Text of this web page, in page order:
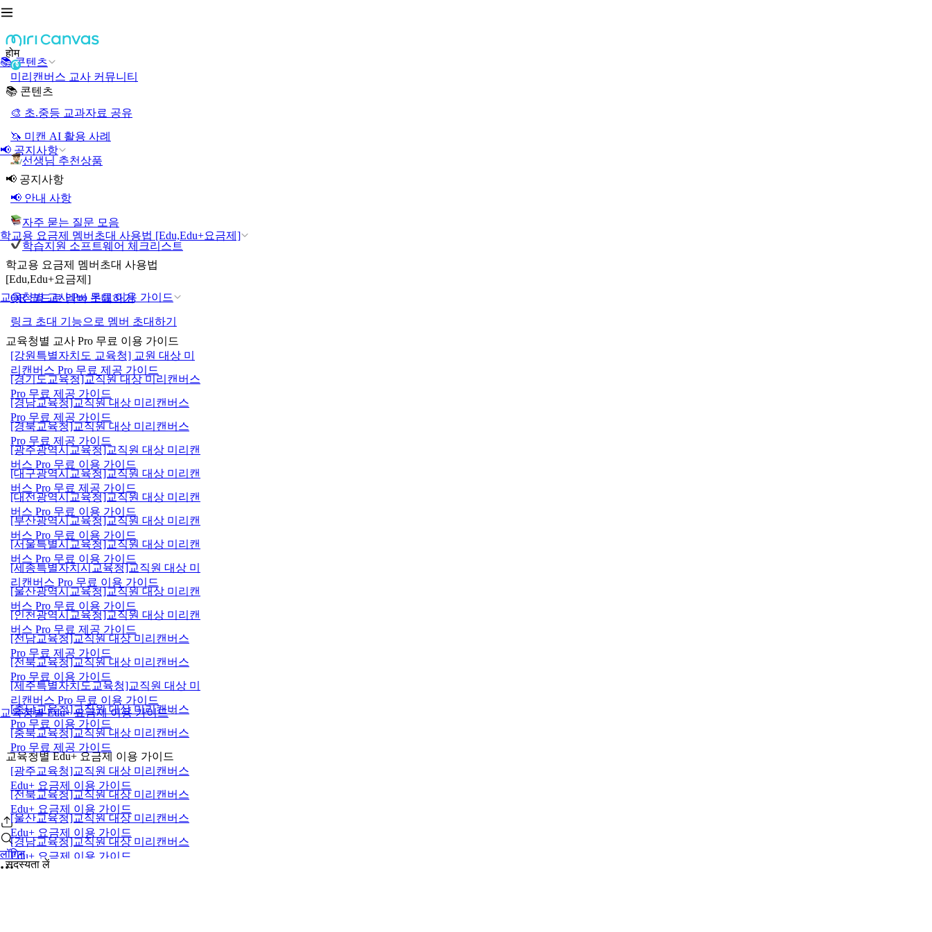
📚 콘텐츠
📢 공지사항
학교용 요금제 멤버초대 사용법 [Edu,Edu+요금제]
교육청별 교사 Pro 무료 이용 가이드
교육청별 Edu+ 요금제 이용 가이드
लॉगिन
होम
미리캔버스 교사 커뮤니티
📚 콘텐츠
🎨 초.중등 교과자료 공유
🦄 미캔 AI 활용 사례
선생님 추천상품
📢 공지사항
📢 안내 사항
자주 묻는 질문 모음
학습지원 소프트웨어 체크리스트
학교용 요금제 멤버초대 사용법
[Edu,Edu+요금제]
QR 코드로 멤버 초대하기
링크 초대 기능으로 멤버 초대하기
교육청별 교사 Pro 무료 이용 가이드
[강원특별자치도 교육청] 교원 대상 미
리캔버스 Pro 무료 제공 가이드
[경기도교육청]교직원 대상 미리캔버스
Pro 무료 제공 가이드
[경남교육청]교직원 대상 미리캔버스
Pro 무료 제공 가이드
[경북교육청]교직원 대상 미리캔버스
Pro 무료 제공 가이드
[광주광역시교육청]교직원 대상 미리캔
버스 Pro 무료 이용 가이드
[대구광역시교육청]교직원 대상 미리캔
버스 Pro 무료 제공 가이드
[대전광역시교육청]교직원 대상 미리캔
버스 Pro 무료 이용 가이드
[부산광역시교육청]교직원 대상 미리캔
버스 Pro 무료 이용 가이드
[서울특별시교육청]교직원 대상 미리캔
버스 Pro 무료 이용 가이드
[세종특별자치시교육청]교직원 대상 미
리캔버스 Pro 무료 이용 가이드
[울산광역시교육청]교직원 대상 미리캔
버스 Pro 무료 이용 가이드
[인천광역시교육청]교직원 대상 미리캔
버스 Pro 무료 제공 가이드
[전남교육청]교직원 대상 미리캔버스
Pro 무료 제공 가이드
[전북교육청]교직원 대상 미리캔버스
Pro 무료 이용 가이드
[제주특별자치도교육청]교직원 대상 미
리캔버스 Pro 무료 이용 가이드
[충남교육청]교직원 대상 미리캔버스
Pro 무료 이용 가이드
[충북교육청]교직원 대상 미리캔버스
Pro 무료 제공 가이드
교육청별 Edu+ 요금제 이용 가이드
[광주교육청]교직원 대상 미리캔버스
Edu+ 요금제 이용 가이드
[전북교육청]교직원 대상 미리캔버스
Edu+ 요금제 이용 가이드
[울산교육청]교직원 대상 미리캔버스
Edu+ 요금제 이용 가이드
[경남교육청]교직원 대상 미리캔버스
Edu+ 요금제 이용 가이드
सदस्यता लें